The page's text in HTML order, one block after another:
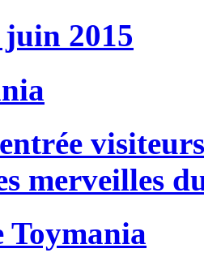
2015
merveilles
Toymania